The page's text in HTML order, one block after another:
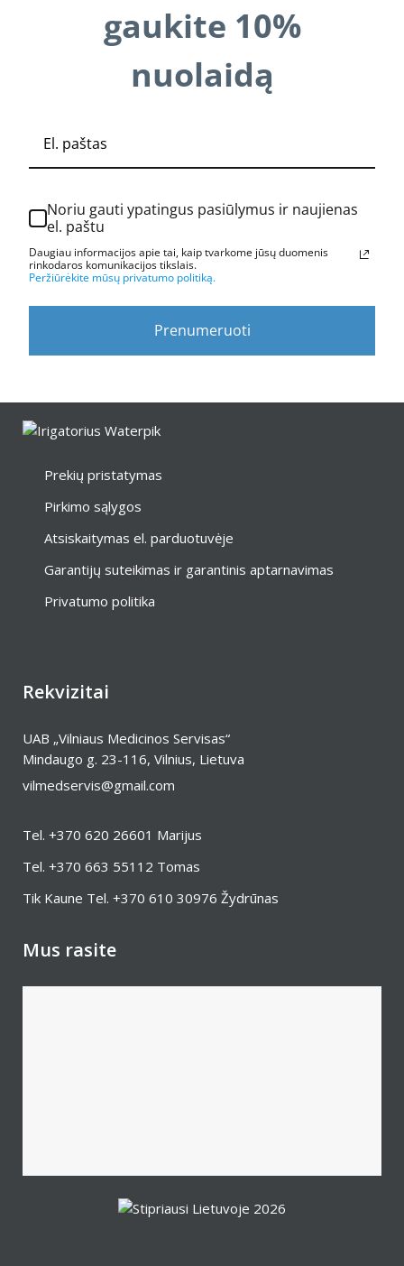
gaukite 10%
nuolaidą
Noriu gauti ypatingus pasiūlymus ir naujienas
el. paštu
Daugiau informacijos apie tai, kaip tvarkome jūsų duomenis
rinkodaros komunikacijos tikslais.
Peržiūrėkite mūsų privatumo politiką.
Prenumeruoti
Prekių pristatymas
Pirkimo sąlygos
Atsiskaitymas el. parduotuvėje
Garantijų suteikimas ir garantinis aptarnavimas
Privatumo politika
Rekvizitai
UAB „Vilniaus Medicinos Servisas“
Mindaugo g. 23-116, Vilnius, Lietuva
vilmedservis@gmail.com
Tel. +370 620 26601 Marijus
Tel. +370 663 55112 Tomas
Tik Kaune Tel. +370 610 30976 Žydrūnas
Mus rasite